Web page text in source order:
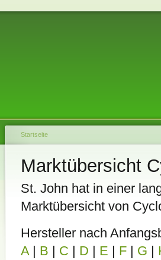
Startseite
Marktübersicht
St. John hat in einer
Marktübersicht von
Hersteller nach
A | B | C | D | E | F | G |